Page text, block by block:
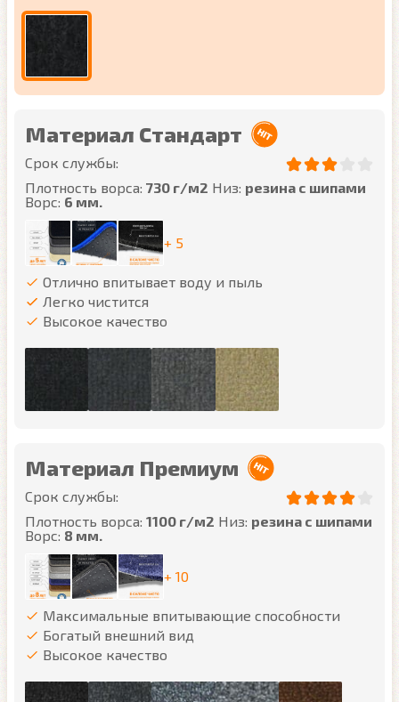
Материал Стандарт
Срок службы:
Плотность ворса: 730 г/м2 Низ: резина с шипами
Ворс: 6 мм.
+ 5
Отлично впитывает воду и пыль
Легко чистится
Высокое качество
Материал Премиум
Срок службы:
Плотность ворса: 1100 г/м2 Низ: резина с шипами
Ворс: 8 мм.
+ 10
Максимальные впитывающие способности
Богатый внешний вид
Высокое качество